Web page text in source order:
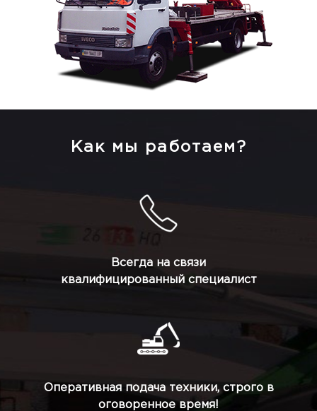
Как мы работаем?
Всегда на связи
квалифицированный специалист
Оперативная подача техники, строго в
оговоренное время!